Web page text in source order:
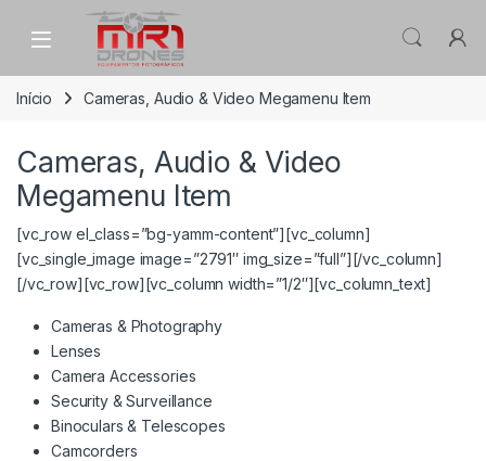
Skip to navigation
Skip to content
Início Cameras, Audio & Video Megamenu Item
Cameras, Audio & Video
Megamenu Item
[vc_row el_class=”bg-yamm-content”][vc_column]
[vc_single_image image=”2791″ img_size=”full”][/vc_column]
[/vc_row][vc_row][vc_column width=”1/2″][vc_column_text]
Cameras & Photography
Lenses
Camera Accessories
Security & Surveillance
Binoculars & Telescopes
Camcorders